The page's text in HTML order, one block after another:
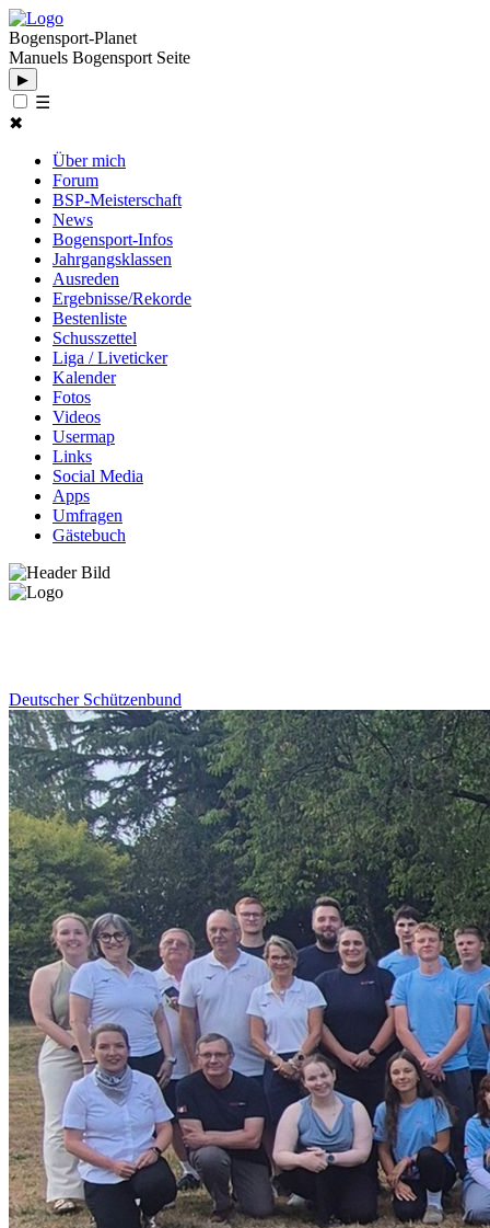
Bogensport-Planet
Manuels Bogensport Seite
▶
☰
✖
Über mich
Forum
BSP-Meisterschaft
News
Bogensport-Infos
Jahrgangsklassen
Ausreden
Ergebnisse/Rekorde
Bestenliste
Schusszettel
Liga / Liveticker
Kalender
Fotos
Videos
Usermap
Links
Social Media
Apps
Umfragen
Gästebuch
Deutscher Schützenbund